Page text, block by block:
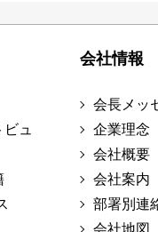
ュ
会社情報
会長メッ
企業理念
会社概要
会社案内
部署別連
会社地図